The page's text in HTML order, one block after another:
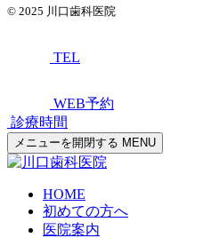
© 2025 川口歯科医院
TEL
WEB予約
診療時間
メニューを開閉する MENU
HOME
初めての方へ
医院案内